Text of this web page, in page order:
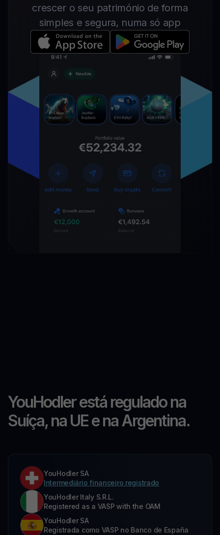
crescer o seu património de forma
simples e segura, numa só app
YouHodler está regulado na
Suíça, na UE e na Argentina.
YouHodler SA
Intermediário financeiro registrado
YouHodler Italy S.R.L.
Registered as a VASP with the OAM
YouHodler SA
Registrada como VASP no Banco de España